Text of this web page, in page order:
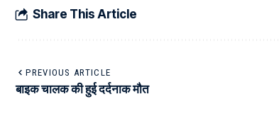
Share This Article
PREVIOUS ARTICLE
बाइक चालक की हुई दर्दनाक मौत